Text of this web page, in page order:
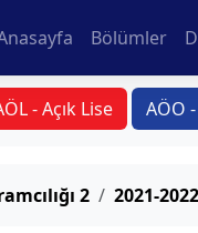
Bölümler
- Açık Lise AÖO
2 2021-